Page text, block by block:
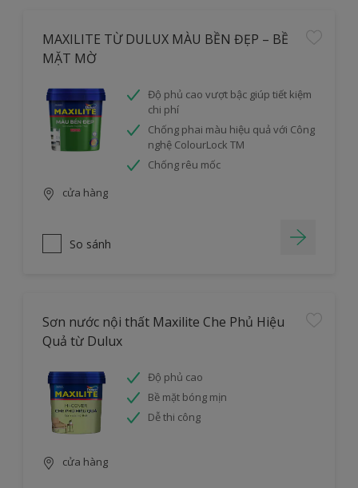
MAXILITE TỪ DULUX MÀU BỀN ĐẸP – BỀ
MẶT MỜ
Độ phủ cao vượt bậc giúp tiết kiệm
chi phí
Chống phai màu hiệu quả với Công
nghệ ColourLock TM
Chống rêu mốc
cửa hàng
So sánh
Sơn nước nội thất Maxilite Che Phủ Hiệu
Quả từ Dulux
Độ phủ cao
Bề mặt bóng mịn
Dễ thi công
cửa hàng